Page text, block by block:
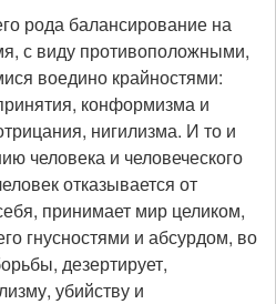
рода балансирование на
с виду противоположными,
воедино крайностями:
конформизма и
нигилизма. И то и
человека и человеческого
отказывается от
принимает мир целиком,
гнусностями и абсурдом, во
дезертирует,
убийству и